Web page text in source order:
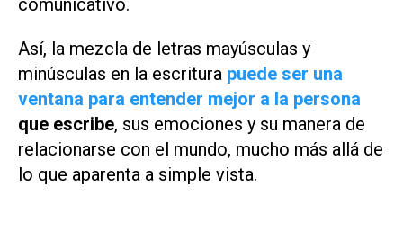
comunicativo.
Así, la mezcla de letras mayúsculas y
minúsculas en la escritura puede ser una
ventana para entender mejor a la persona
que escribe, sus emociones y su manera de
relacionarse con el mundo, mucho más allá de
lo que aparenta a simple vista.